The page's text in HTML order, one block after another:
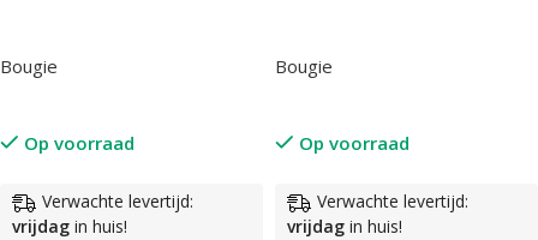
Bougie
Op voorraad
Verwachte levertijd:
vrijdag in huis!
Bougie
Op voorraad
Verwachte levertijd:
vrijdag in huis!